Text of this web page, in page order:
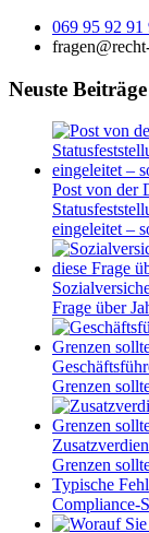
069 95 92 91
Neuste Beiträge
Post von der
eingeleitet –
Frage über
Grenzen
Grenzen
Typische
Compliance-